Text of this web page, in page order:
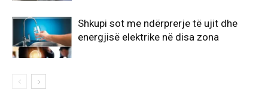
Shkupi sot me ndërprerje të ujit dhe
energjisë elektrike në disa zona